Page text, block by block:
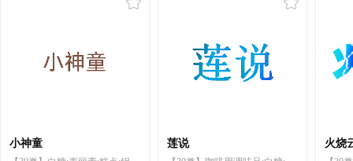
小神童 莲说 火烧